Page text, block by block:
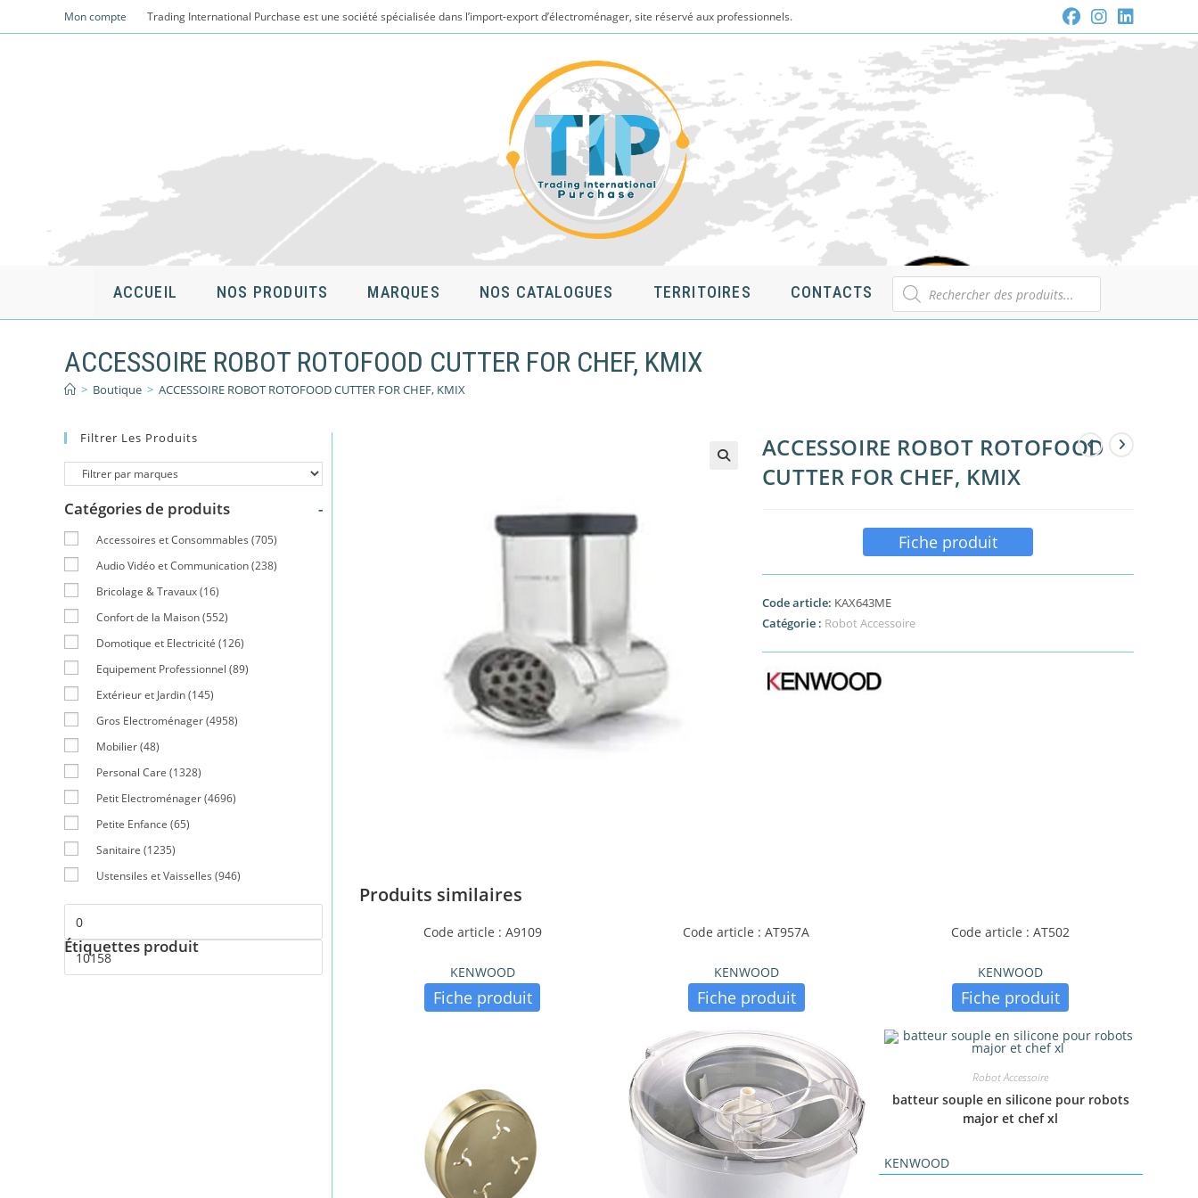
to
Mon compte Trading International Purchase est une société spécialisée dans l’import-export d’électroménager, site réservé aux professionnels.
ACCUEIL NOS PRODUITS MARQUES NOS CATALOGUES TERRITOIRES CONTACTS
Recherche
de
produits
ACCESSOIRE ROBOT ROTOFOOD CUTTER FOR CHEF, KMIX
> Boutique > ACCESSOIRE ROBOT ROTOFOOD CUTTER FOR CHEF, KMIX
ACCESSOIRE ROBOT ROTOFOOD
CUTTER FOR CHEF, KMIX
Fiche produit
Code article: KAX643ME
Catégorie : Robot Accessoire
Produits similaires
Code article : A9109
KENWOOD
Fiche produit
Code article : AT957A
KENWOOD
Fiche produit
Code article : AT502
KENWOOD
Fiche produit
Robot Accessoire
batteur souple en silicone pour robots
major et chef xl
KENWOOD
Filtrer Les Produits
Catégories de produits -
Accessoires et Consommables (705)
Audio Vidéo et Communication(238)
Bricolage & Travaux(16)
Confort de la Maison(552)
Domotique et Electricité (126)
Equipement Professionnel (89)
Extérieur et Jardin(145)
Gros Electroménager(4958)
Mobilier(48)
Personal Care (1328)
Petit Electroménager(4696)
Petite Enfance (65)
Sanitaire (1235)
Ustensiles et Vaisselles (946)
Étiquettes produit